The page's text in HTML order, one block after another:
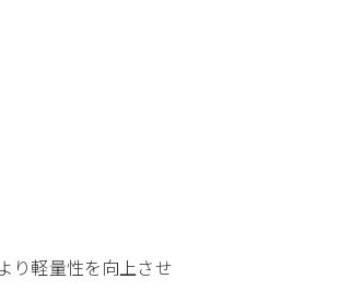
り軽量性を向上させ